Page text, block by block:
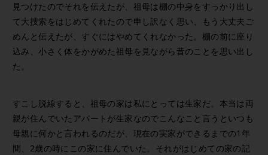
見つけたのでそれを伝えたが、祖母は棚の中身をすっかり出し
て大捜索をはじめてくれたので申し訳なく思い、もう大丈夫ご
めんと伝えたが、すぐにはやめてくれなかった。棚の前に座り
込み、小さく体をかがめた祖母を見ながら昔のことを思い出し
た。
すこし脱線すると、祖母の家は私にとっては生家だ。本当は両
親が住んでいたアパートが生家なのでこんなこと言うといつも
母親に何かと言われるのだが、現在の実家ができるまでの1年
間、2歳の時にこの家に住んでいた。それがはじめての家の記